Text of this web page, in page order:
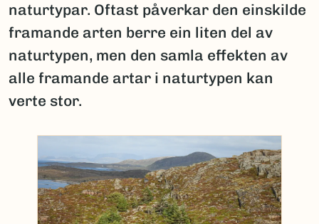
naturtypar. Oftast påverkar den einskilde
framande arten berre ein liten del av
naturtypen, men den samla effekten av
alle framande artar i naturtypen kan
verte stor.